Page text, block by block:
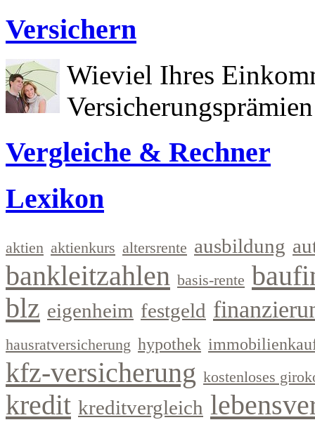
Versichern
Wieviel Ihres
Vergleiche & Rechner
Lexikon
aktien aktienkurs altersrente ausbildung
bankleitzahlen basis-rente
blz eigenheim festgeld
hausratversicherung hypothek
kfz-versicherung kostenloses
kredit kreditvergleich